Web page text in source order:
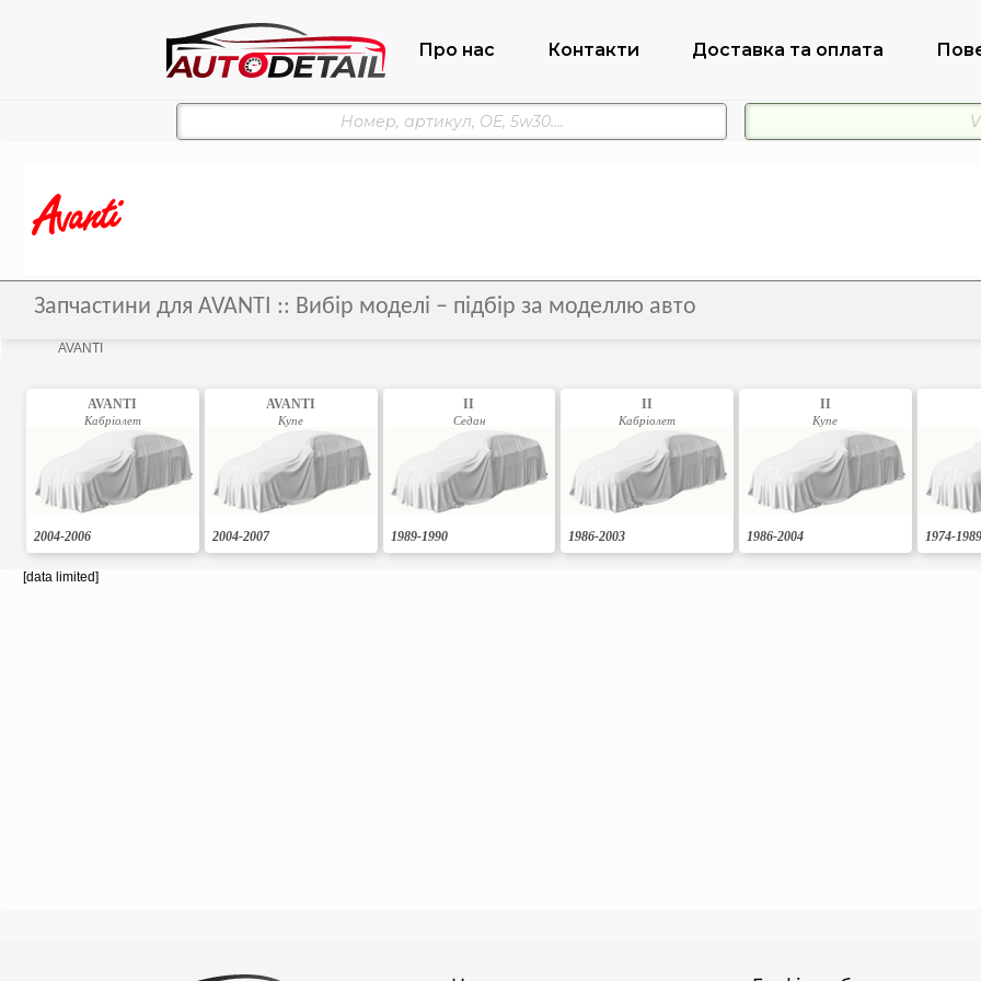
Про нас Контакти Доставка та оплата
Запчастини для AVANTI :: Вибір моделі – підбір за моделлю авто
AVANTI
AVANTI
Кабріолет
2004-2006
AVANTI
Купе
2004-2007
II
Седан
1989-1990
II
Кабріолет
1986-2003
II
Купе
1986-2004 1974-1989
[data limited]